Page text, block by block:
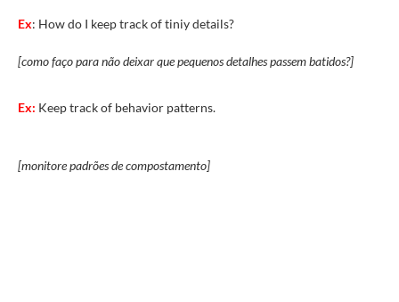
Ex: How do I keep track of tiniy details?
[como faço para não deixar que pequenos detalhes passem batidos?]
Ex: Keep track of behavior patterns.
[monitore padrões de compostamento]